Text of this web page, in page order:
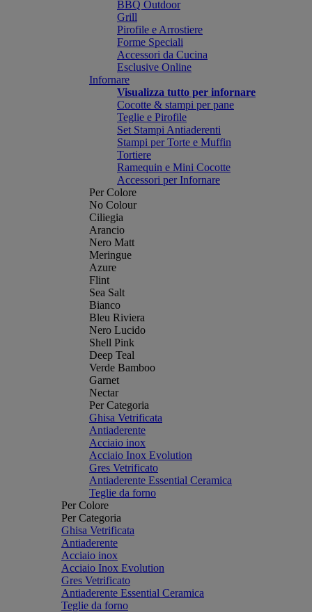
BBQ Outdoor
Grill
Pirofile e Arrostiere
Forme Speciali
Accessori da Cucina
Esclusive Online
Infornare
Visualizza tutto per infornare
Cocotte & stampi per pane
Teglie e Pirofile
Set Stampi Antiaderenti
Stampi per Torte e Muffin
Tortiere
Ramequin e Mini Cocotte
Accessori per Infornare
Per Colore
No Colour
Ciliegia
Arancio
Nero Matt
Meringue
Azure
Flint
Sea Salt
Bianco
Bleu Riviera
Nero Lucido
Shell Pink
Deep Teal
Verde Bamboo
Garnet
Nectar
Per Categoria
Ghisa Vetrificata
Antiaderente
Acciaio inox
Acciaio Inox Evolution
Gres Vetrificato
Antiaderente Essential Ceramica
Teglie da forno
Per Colore
Per Categoria
Ghisa Vetrificata
Antiaderente
Acciaio inox
Acciaio Inox Evolution
Gres Vetrificato
Antiaderente Essential Ceramica
Teglie da forno